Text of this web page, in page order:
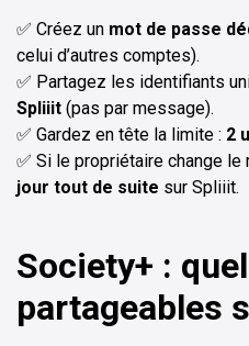
✅ Créez un mot de passe
celui d’autres comptes).
✅ Partagez les identifiants
Spliiit (pas par message).
✅ Gardez en tête la limite : 2
✅ Si le propriétaire change
jour tout de suite sur Spliiit.
Society+ :
partageables